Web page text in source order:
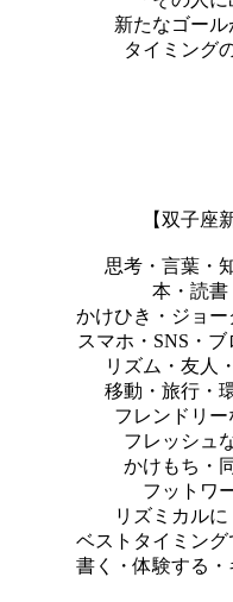
新たなゴー
タイミング
【双子座
思考・言葉・
本・読書
かけひき・ジョ
スマホ・SNS・
リズム・友人
移動・旅行・
フレンドリー
フレッシュ
かけもち・
フットワ
リズミカル
ベストタイミン
書く・体験する